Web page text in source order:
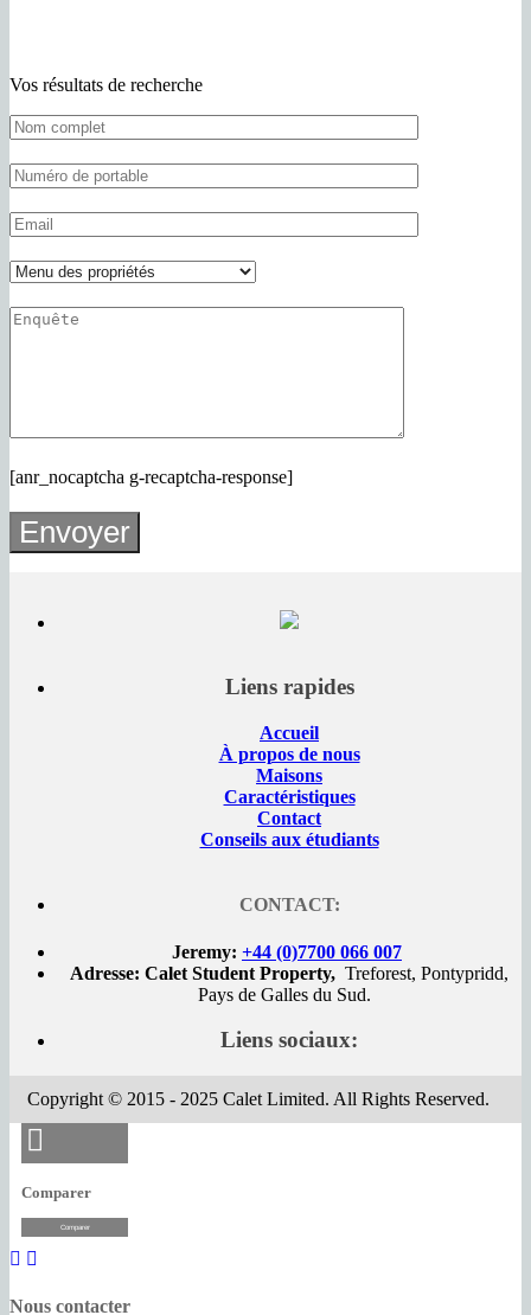
Vos résultats de recherche
[anr_nocaptcha g-recaptcha-response]
Liens rapides
Accueil
À propos de nous
Maisons
Caractéristiques
Contact
Conseils aux étudiants
CONTACT:
Jeremy: +44 (0)7700 066 007
Adresse: Calet Student Property, Treforest, Pontypridd,
Pays de Galles du Sud.
Liens sociaux:
Copyright © 2015 - 2025 Calet Limited. All Rights Reserved.
Comparer
Comparer
Nous contacter